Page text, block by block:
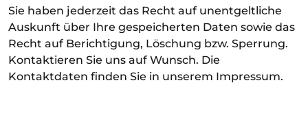
Sie haben jederzeit das Recht auf unentgeltliche
Auskunft über Ihre gespeicherten Daten sowie das
Recht auf Berichtigung, Löschung bzw. Sperrung.
Kontaktieren Sie uns auf Wunsch. Die
Kontaktdaten finden Sie in unserem Impressum.